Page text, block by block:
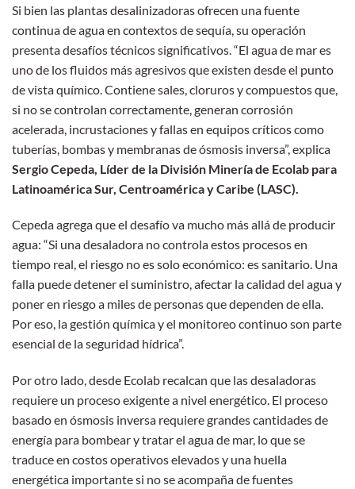
Si bien las plantas desalinizadoras ofrecen una fuente
continua de agua en contextos de sequía, su operación
presenta desafíos técnicos significativos. “El agua de mar es
uno de los fluidos más agresivos que existen desde el punto
de vista químico. Contiene sales, cloruros y compuestos que,
si no se controlan correctamente, generan corrosión
acelerada, incrustaciones y fallas en equipos críticos como
tuberías, bombas y membranas de ósmosis inversa”, explica
Sergio Cepeda, Líder de la División Minería de Ecolab para
Latinoamérica Sur, Centroamérica y Caribe (LASC).
Cepeda agrega que el desafío va mucho más allá de producir
agua: “Si una desaladora no controla estos procesos en
tiempo real, el riesgo no es solo económico: es sanitario. Una
falla puede detener el suministro, afectar la calidad del agua y
poner en riesgo a miles de personas que dependen de ella.
Por eso, la gestión química y el monitoreo continuo son parte
esencial de la seguridad hídrica”.
Por otro lado, desde Ecolab recalcan que las desaladoras
requiere un proceso exigente a nivel energético. El proceso
basado en ósmosis inversa requiere grandes cantidades de
energía para bombear y tratar el agua de mar, lo que se
traduce en costos operativos elevados y una huella
energética importante si no se acompaña de fuentes